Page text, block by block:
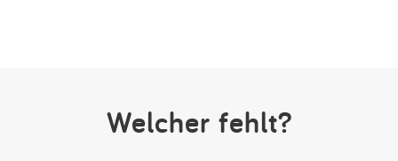
Welcher fehlt?